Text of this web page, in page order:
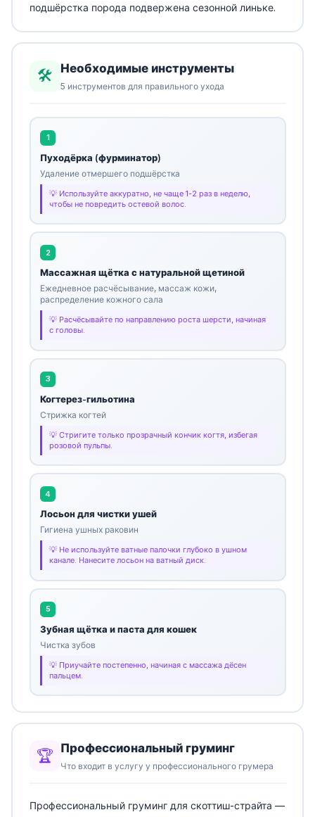
подшёрстка порода подвержена сезонной линьке.
🛠️ Необходимые инструменты
5 инструментов для правильного ухода
1
Пуходёрка (фурминатор)
Удаление отмершего подшёрстка
Используйте аккуратно, не чаще 1-2 раз в неделю,
чтобы не повредить остевой волос.
2
Массажная щётка с натуральной щетиной
Ежедневное расчёсывание, массаж кожи,
распределение кожного сала
Расчёсывайте по направлению роста шерсти, начиная
с головы.
3
Когтерез-гильотина
Стрижка когтей
Стригите только прозрачный кончик когтя, избегая
розовой пульпы.
4
Лосьон для чистки ушей
Гигиена ушных раковин
Не используйте ватные палочки глубоко в ушном
канале. Нанесите лосьон на ватный диск.
5
Зубная щётка и паста для кошек
Чистка зубов
Приучайте постепенно, начиная с массажа дёсен
пальцем.
🏆 Профессиональный груминг
Что входит в услугу у профессионального грумера
Профессиональный груминг для скоттиш-страйта —